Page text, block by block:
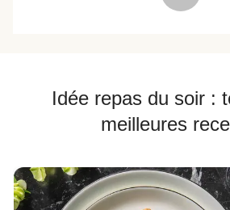
Idée repas du soir :
meilleures